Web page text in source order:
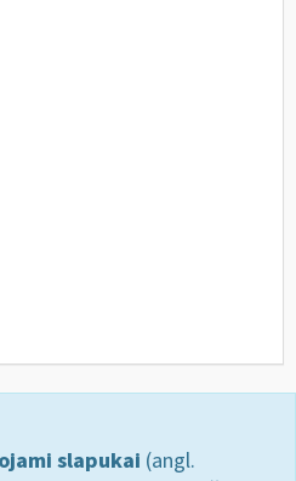
slapukai (angl.